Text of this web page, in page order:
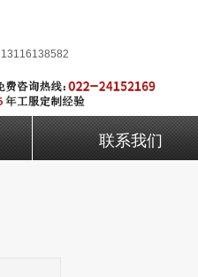
联系我们